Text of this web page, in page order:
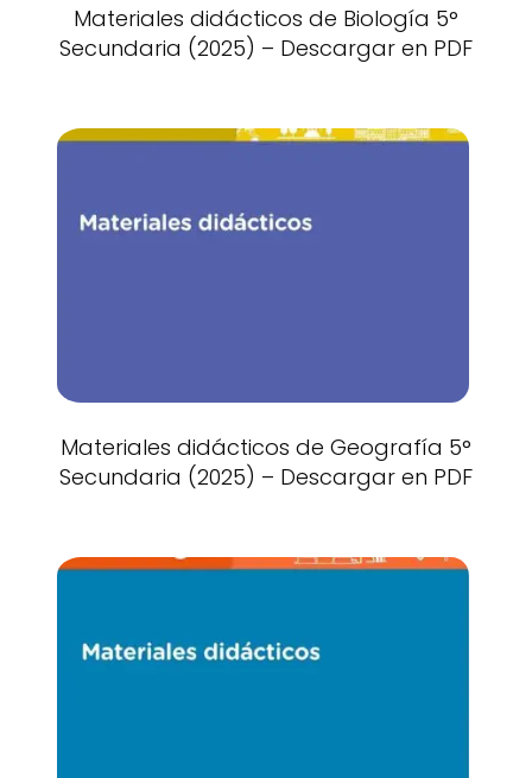
Materiales didácticos de Biología 5°
Secundaria (2025) – Descargar en PDF
Materiales didácticos de Geografía 5°
Secundaria (2025) – Descargar en PDF